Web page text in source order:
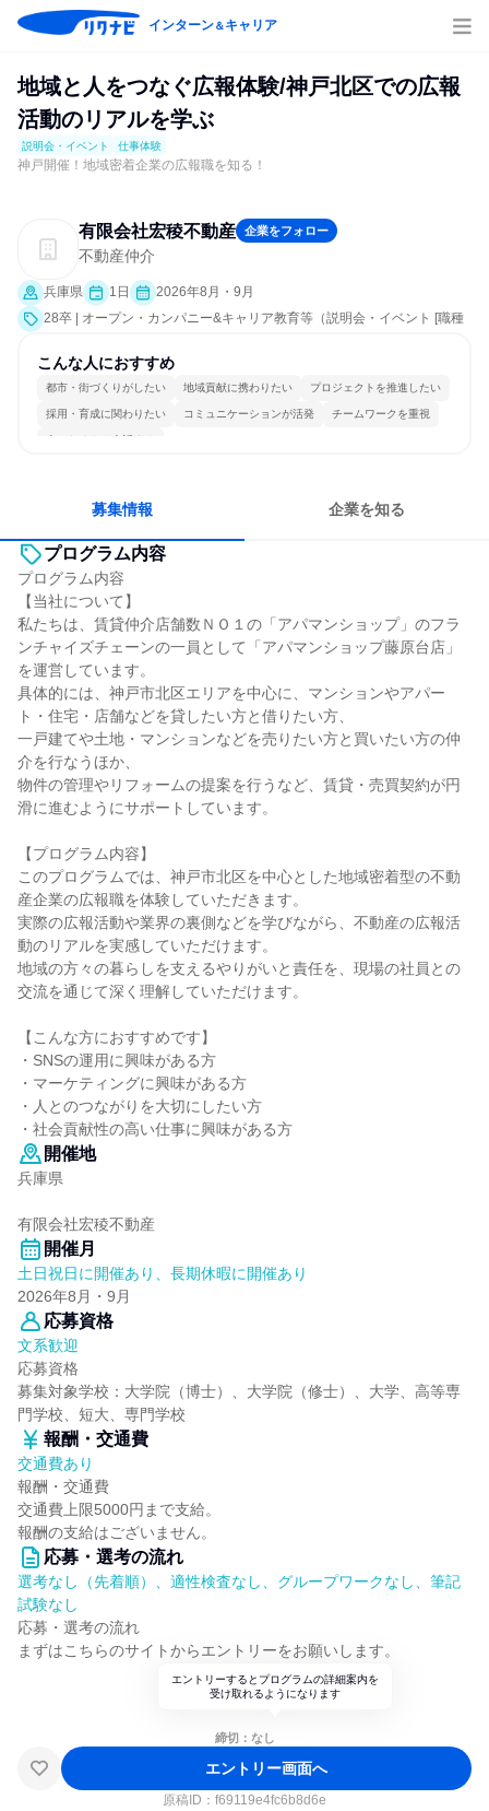
インターン＆キャリア
地域と人をつなぐ広報体験/神戸北区での広報
活動のリアルを学ぶ
説明会・イベント 仕事体験
神戸開催！地域密着企業の広報職を知る！
有限会社宏稜不動産 企業をフォロー
不動産仲介
兵庫県 1日
2026年8月・9月
28卒 | オープン・カンパニー&キャリア教育等（説明会・イベント [職種
こんな人におすすめ
都市・街づくりがしたい 地域貢献に携わりたい プロジェクトを推進したい
採用・育成に関わりたい コミュニケーションが活発 チームワークを重視
人とたくさん会話する
募集情報 企業を知る
プログラム内容
プログラム内容
【当社について】
私たちは、賃貸仲介店舗数ＮＯ１の「アパマンショップ」のフラ
ンチャイズチェーンの一員として「アパマンショップ藤原台店」
を運営しています。
具体的には、神戸市北区エリアを中心に、マンションやアパー
ト・住宅・店舗などを貸したい方と借りたい方、
一戸建てや土地・マンションなどを売りたい方と買いたい方の仲
介を行なうほか、
物件の管理やリフォームの提案を行うなど、賃貸・売買契約が円
滑に進むようにサポートしています。
【プログラム内容】
このプログラムでは、神戸市北区を中心とした地域密着型の不動
産企業の広報職を体験していただきます。
実際の広報活動や業界の裏側などを学びながら、不動産の広報活
動のリアルを実感していただけます。
地域の方々の暮らしを支えるやりがいと責任を、現場の社員との
交流を通じて深く理解していただけます。
【こんな方におすすめです】
・SNSの運用に興味がある方
・マーケティングに興味がある方
・人とのつながりを大切にしたい方
・社会貢献性の高い仕事に興味がある方
開催地
兵庫県
有限会社宏稜不動産
開催月
土日祝日に開催あり、長期休暇に開催あり
2026年8月・9月
応募資格
文系歓迎
応募資格
募集対象学校：大学院（博士）、大学院（修士）、大学、高等専
門学校、短大、専門学校
報酬・交通費
交通費あり
報酬・交通費
交通費上限5000円まで支給。
報酬の支給はございません。
応募・選考の流れ
選考なし（先着順）、適性検査なし、グループワークなし、筆記
試験なし
応募・選考の流れ
まずはこちらのサイトからエントリーをお願いします。
エントリーするとプログラムの詳細案内を
受け取れるようになります
締切：なし
エントリー画面へ
原稿ID： f69119e4fc6b8d6e